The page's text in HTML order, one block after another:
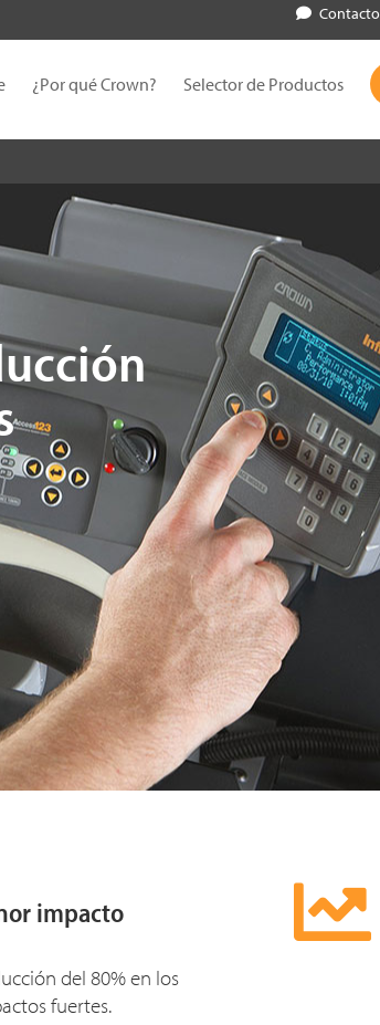
Contacto
¿Por qué Crown? Selector de Productos
impacto
del 80% en los
fuertes.